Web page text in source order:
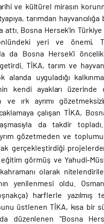
ve kültürel mirasın
tarımdan
attı. Bosna Hersek'in
yeri ve önemi,
da Bosna Hersek'i
TİKA, tarım ve
alanda uyguladığı
kendi ayakları üzerinde
ve ırk ayrımı
çalışan TİKA,
da takdir
gözetmeden ve
gerçekleştirdiği
görmüş ve Yahudi-
olarak
yenilenmesi oldu.
harflerle yazılmış
üstlenen TİKA, kısa bir
düzenlenen "Bosna